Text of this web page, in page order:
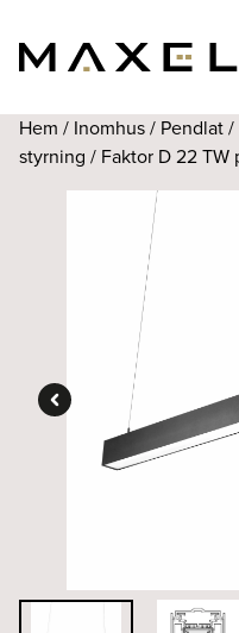
Hem / Inomhus/ Pendlat/
styrning / Faktor D 22 TW